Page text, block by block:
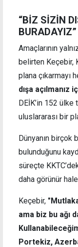
“BİZ SİZİN
BURADAYIZ”
Amaçlarının
belirten Keçebir,
plana çıkarmayı
dışa açılmanız
DEİK’in 152
uluslararası bir
Dünyanın birçok
bulunduğunu
süreçte
daha görünür
Keçebir,
ama biz bu ağı
Portekiz,